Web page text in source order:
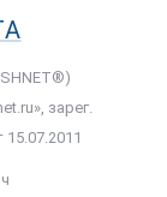
зарег.